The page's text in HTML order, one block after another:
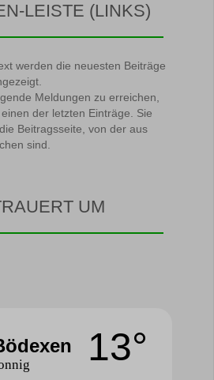
LEISTE (LINKS)
werden die neuesten Beiträge
Meldungen zu erreichen,
der letzten Einträge. Sie
Beitragsseite, von der aus
sind.
UM
13°